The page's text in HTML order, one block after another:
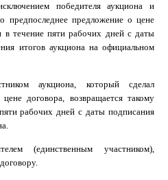
победителя аукциона и
предпоследнее предложение о цене
в течение пяти рабочих дней с даты
итогов аукциона на официальном
аукциона, который сделал
договора, возвращается такому
рабочих дней с даты подписания
(единственным участником),